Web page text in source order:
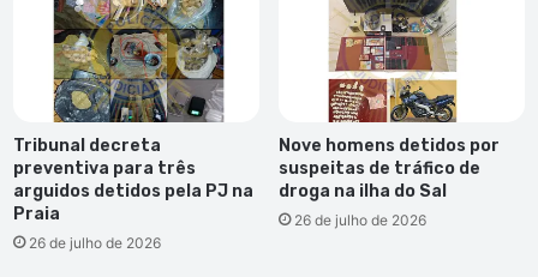
Tribunal decreta
preventiva para três
arguidos detidos pela PJ na
Praia
26 de julho de 2026
Nove homens detidos por
suspeitas de tráfico de
droga na ilha do Sal
26 de julho de 2026